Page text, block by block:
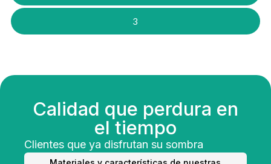
3
Calidad que perdura en
el tiempo
Clientes que ya disfrutan su sombra